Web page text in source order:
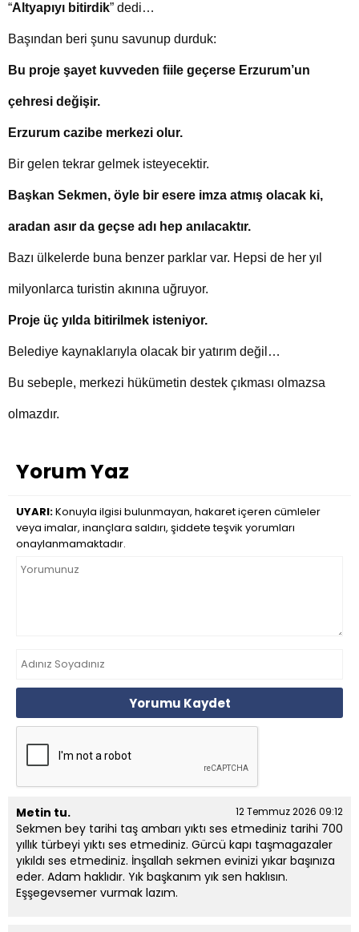
“Altyapıyı bitirdik” dedi…
Başından beri şunu savunup durduk:
Bu proje şayet kuvveden fiile geçerse Erzurum’un
çehresi değişir.
Erzurum cazibe merkezi olur.
Bir gelen tekrar gelmek isteyecektir.
Başkan Sekmen, öyle bir esere imza atmış olacak ki,
aradan asır da geçse adı hep anılacaktır.
Bazı ülkelerde buna benzer parklar var. Hepsi de her yıl
milyonlarca turistin akınına uğruyor.
Proje üç yılda bitirilmek isteniyor.
Belediye kaynaklarıyla olacak bir yatırım değil…
Bu sebeple, merkezi hükümetin destek çıkması olmazsa
olmazdır.
Yorum Yaz
UYARI:Konuyla ilgisi bulunmayan, hakaret içeren cümleler
veya imalar, inançlara saldırı, şiddete teşvik yorumları
onaylanmamaktadır.
Yorumu Kaydet
Metin tu. 12 Temmuz 2026 09:12
Sekmen bey tarihi taş ambarı yıktı ses etmediniz tarihi 700
yıllık türbeyi yıktı ses etmediniz. Gürcü kapı taşmagazaler
yıkıldı ses etmediniz. İnşallah sekmen evinizi yıkar başınıza
eder. Adam haklıdır. Yık başkanım yık sen haklısın.
Eşşegevsemer vurmak lazım.